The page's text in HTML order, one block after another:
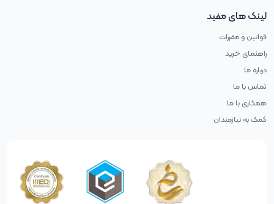
لینک های مفید
قوانین و مقررات
راهنمای خرید
درباره ما
تماس با ما
همکاری با ما
کمک به نیازمندان